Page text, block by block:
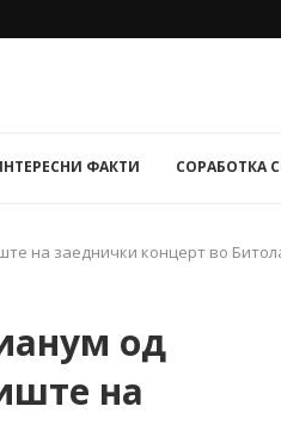
ФАКТИ СОРАБОТКА
на заеднички концерт во
од
на